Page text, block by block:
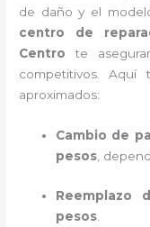
de daño y el
centro de
Centro te
competitivos.
aproximados:
Cambio de
pesos ,
Reemplazo
pesos.